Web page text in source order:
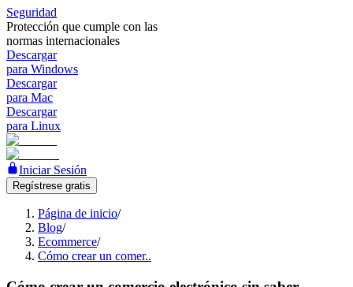
Seguridad
Protección que cumple con las
normas internacionales
Descargar
para Windows
Descargar
para Mac
Descargar
para Linux
Iniciar Sesión
Regístrese gratis
Página de inicio/
Blog/
Ecommerce/
Cómo crear un comer..